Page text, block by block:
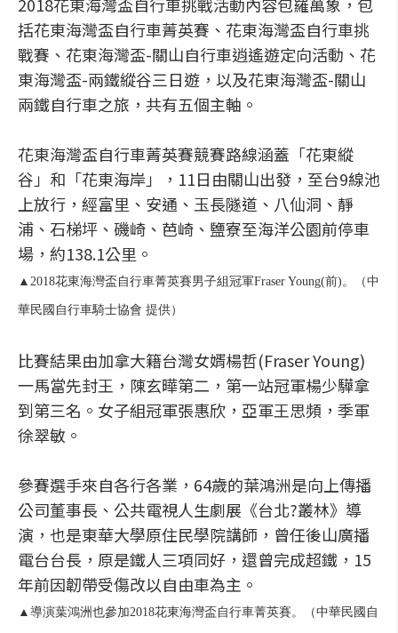
括花東海灣盃自行車菁英賽、花東海灣盃自行車挑
戰賽、花東海灣盃-關山自行車逍遙遊定向活動、花
東海灣盃-兩鐵縱谷三日遊，以及花東海灣盃-關山
兩鐵自行車之旅，共有五個主軸。
花東海灣盃自行車菁英賽競賽路線涵蓋「花東縱
谷」和「花東海岸」，11日由關山出發，至台9線池
上放行，經富里、安通、玉長隧道、八仙洞、靜
浦、石梯坪、磯崎、芭崎、鹽寮至海洋公園前停車
場，約138.1公里。
▲2018花東海灣盃自行車菁英賽男子組冠軍Fraser Young(前)。（中
華民國自行車騎士協會 提供）
比賽結果由加拿大籍台灣女婿楊哲(Fraser Young)
一馬當先封王，陳玄曄第二，第一站冠軍楊少驊拿
到第三名。女子組冠軍張惠欣，亞軍王思頻，季軍
徐翠敏。
參賽選手來自各行各業，64歲的葉鴻洲是向上傳播
公司董事長、公共電視人生劇展《台北?叢林》導
演，也是東華大學原住民學院講師，曾任後山廣播
電台台長，原是鐵人三項同好，還曾完成超鐵，15
年前因韌帶受傷改以自由車為主。
▲導演葉鴻洲也參加2018花東海灣盃自行車菁英賽。（中華民國自